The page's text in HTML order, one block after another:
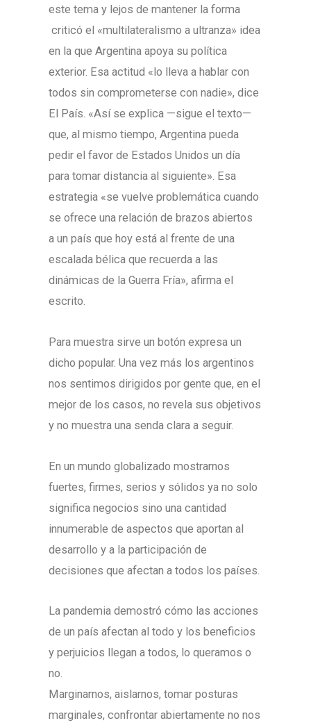
este tema y lejos de mantener la forma
criticó el «multilateralismo a ultranza» idea
en la que Argentina apoya su política
exterior. Esa actitud «lo lleva a hablar con
todos sin comprometerse con nadie», dice
El País. «Así se explica —sigue el texto—
que, al mismo tiempo, Argentina pueda
pedir el favor de Estados Unidos un día
para tomar distancia al siguiente». Esa
estrategia «se vuelve problemática cuando
se ofrece una relación de brazos abiertos
a un país que hoy está al frente de una
escalada bélica que recuerda a las
dinámicas de la Guerra Fría», afirma el
escrito.
Para muestra sirve un botón expresa un
dicho popular. Una vez más los argentinos
nos sentimos dirigidos por gente que, en el
mejor de los casos, no revela sus objetivos
y no muestra una senda clara a seguir.
En un mundo globalizado mostrarnos
fuertes, firmes, serios y sólidos ya no solo
significa negocios sino una cantidad
innumerable de aspectos que aportan al
desarrollo y a la participación de
decisiones que afectan a todos los países.
La pandemia demostró cómo las acciones
de un país afectan al todo y los beneficios
y perjuicios llegan a todos, lo queramos o
no.
Marginarnos, aislarnos, tomar posturas
marginales, confrontar abiertamente no nos